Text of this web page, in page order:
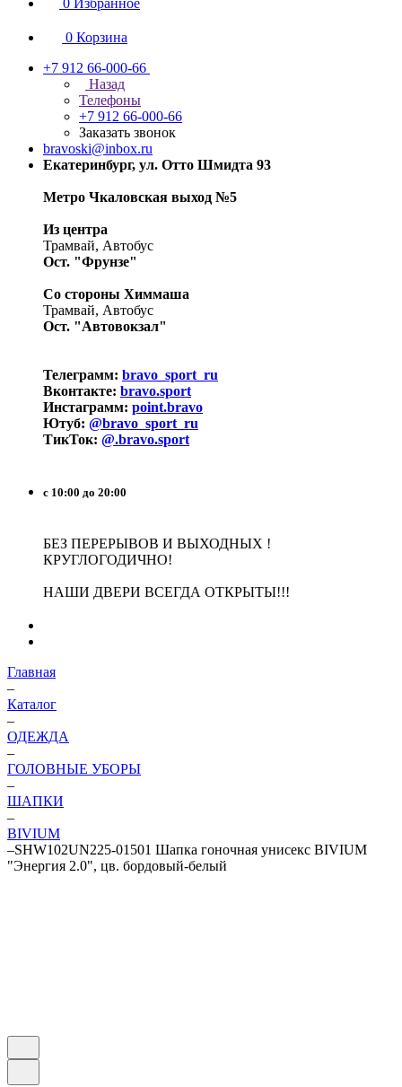
0 Избранное
0 Корзина
+7 912 66-000-66
Назад
Телефоны
+7 912 66-000-66
Заказать звонок
bravoski@inbox.ru
Екатеринбург, ул. Отто Шмидта 93
Метро Чкаловская выход №5
Из центра
Трамвай, Автобус
Ост. "Фрунзе"
Со стороны Химмаша
Трамвай, Автобус
Ост. "Автовокзал"
Телеграмм: bravo_sport_ru
Вконтакте: bravo.sport
Инстаграмм: point.bravo
Ютуб: @bravo_sport_ru
ТикТок: @.bravo.sport
с 10:00 до 20:00
БЕЗ ПЕРЕРЫВОВ И ВЫХОДНЫХ !
КРУГЛОГОДИЧНО!
НАШИ ДВЕРИ ВСЕГДА ОТКРЫТЫ!!!
Главная
–
Каталог
–
ОДЕЖДА
–
ГОЛОВНЫЕ УБОРЫ
–
ШАПКИ
–
BIVIUM
–SHW102UN225-01501 Шапка гоночная унисекс BIVIUM
"Энергия 2.0", цв. бордовый-белый